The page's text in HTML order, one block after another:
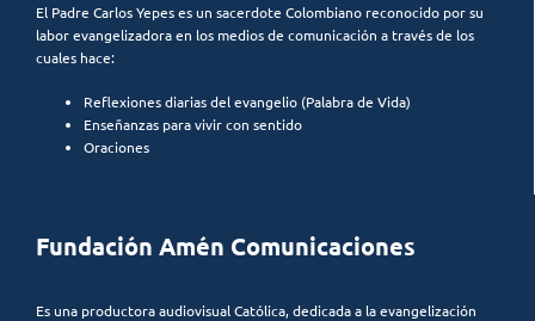
El Padre Carlos Yepes es un sacerdote Colombiano reconocido por su
labor evangelizadora en los medios de comunicación a través de los
cuales hace:
Reflexiones diarias del evangelio (Palabra de Vida)
Enseñanzas para vivir con sentido
Oraciones
Fundación Amén Comunicaciones
Es una productora audiovisual Católica, dedicada a la evangelización